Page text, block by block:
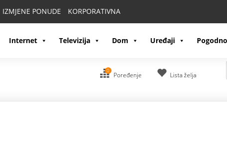
IZMJENE PONUDE KORPORATIVNA
Internet Televizija Dom Uređaji
0
Poređenje Lista želja